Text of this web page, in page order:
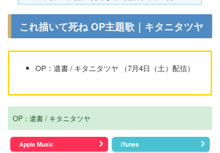
これ描いて死ね OP主題歌｜キタニタツヤ
OP：遺書 / キタニタツヤ （7月4日（土）配信）
OP：遺書 / キタニタツヤ
Apple Music
iTunes